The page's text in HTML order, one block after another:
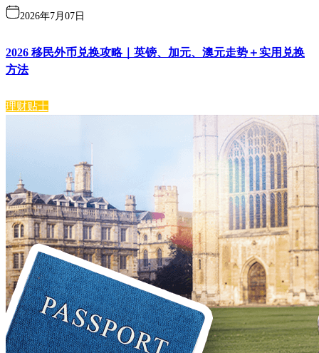
2026年7月07日
2026 移民外币兑换攻略｜英镑、加元、澳元走势＋实用兑换
方法
理财贴士